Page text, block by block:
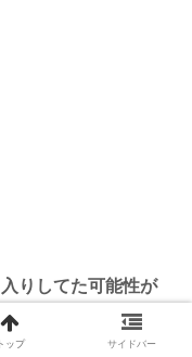
りしてた可能性が
トップ サイドバー